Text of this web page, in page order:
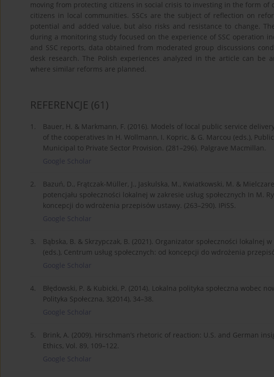
moving from protecting citizens in social crisis to investing in the form of
citizens in local communities. SSCs are the subject of reflection on
potential and added value, but also risks and resistance to change.
during a monitoring study focused on the experience of SSC operation
and SSC reports, data obtained from moderated group discussions
desk research. The Polish experiences analyzed in the article can
where similar reforms are planned.
REFERENCJE (61)
1.
Bauer, H. & Markmann, F. (2016). Models of local public service
of the cooperatives In H. Wollmann, I. Kopric, & G. Marcou (eds.),
Municipal to Private Sector Provision. (281–296). Palgrave Macmillan.
Google Scholar
2.
Bazuń, D., Frątczak-Müller, J., Jaskulska, M., Kwiatkowski, M. &
potencjału społeczności lokalnej w zakresie usług społecznych In M.
koncepcji do wdrożenia przepisów ustawy. (263–290). IPiSS.
Google Scholar
3.
Bąbska, B. & Skrzypczak, B. (2021). Organizator społeczności lokalnej
(eds.), Centrum usług społecznych: od koncepcji do wdrożenia
Google Scholar
4.
Błędowski, P. & Kubicki, P. (2014). Lokalna polityka społeczna wobec
Polityka Społeczna, 3(2014), 34–38.
Google Scholar
5.
Brink, A. (2009). Hirschman’s rhetoric of reaction: U.S. and German
Ethics, Vol. 89, 109–122.
Google Scholar